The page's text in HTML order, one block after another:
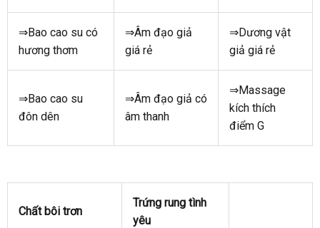
⇒Bao cao su có
hương thơm
⇒Âm đạo giả
giá rẻ
⇒Dương vật
giả giá rẻ
⇒Bao cao su
đôn dên
⇒Âm đạo giả có
âm thanh
⇒Massage
kích thích
điểm G
Chất bôi trơn
Trứng rung tình
yêu